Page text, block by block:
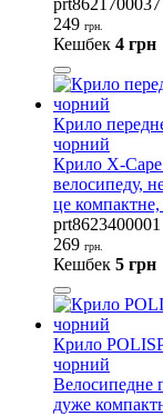
249 грн.
Кешбек 4 грн
Крило
чорний
Крило X-
велосипеду,
це
prt8623400001
269 грн.
Кешбек 5 грн
Крило
чорний
Велосипедне
дуже